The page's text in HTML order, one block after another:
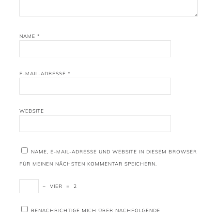
NAME *
E-MAIL-ADRESSE *
WEBSITE
NAME, E-MAIL-ADRESSE UND WEBSITE IN DIESEM BROWSER
FÜR MEINEN NÄCHSTEN KOMMENTAR SPEICHERN.
− VIER = 2
BENACHRICHTIGE MICH ÜBER NACHFOLGENDE